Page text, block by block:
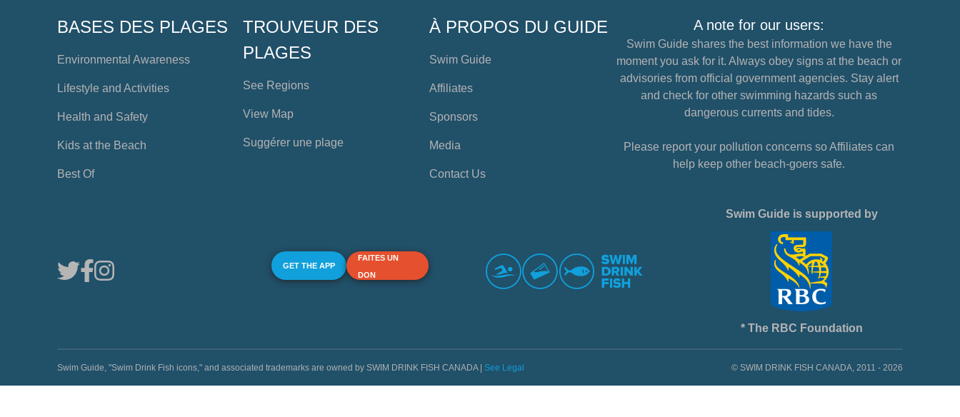
BASES DES PLAGES
Environmental Awareness
Lifestyle and Activities
Health and Safety
Kids at the Beach
Best Of
TROUVEUR DES
PLAGES
See Regions
View Map
Suggérer une plage
À PROPOS DU GUIDE
Swim Guide
Affiliates
Sponsors
Media
Contact Us
A note for our users:
Swim Guide shares the best information we have the
moment you ask for it. Always obey signs at the beach or
advisories from official government agencies. Stay alert
and check for other swimming hazards such as
dangerous currents and tides.
Please report your pollution concerns so Affiliates can
help keep other beach-goers safe.
GET THE APP
FAITES UN
DON
Swim Guide is supported by
* The RBC Foundation
Swim Guide, "Swim Drink Fish icons," and associated trademarks are owned by SWIM DRINK FISH CANADA | See Legal © SWIM DRINK FISH CANADA, 2011 - 2026